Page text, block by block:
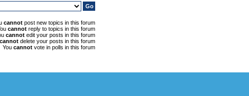
cannot post new topics in this forum
cannot reply to topics in this forum
cannot edit your posts in this forum
cannot delete your posts in this forum
You cannot vote in polls in this forum